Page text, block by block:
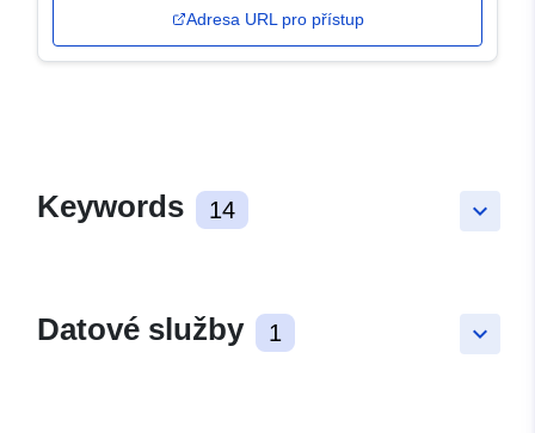
Adresa URL pro přístup
keyboard_arrow_down
Keywords 14
keyboard_arrow_down
Datové služby 1